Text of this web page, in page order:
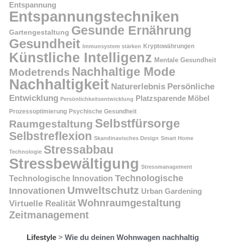
Entspannung
Entspannungstechniken
Gartengestaltung Gesunde Ernährung
Gesundheit Immunsystem stärken Kryptowährungen
Künstliche Intelligenz Mentale Gesundheit
Modetrends Nachhaltige Mode
Nachhaltigkeit Naturerlebnis Persönliche
Entwicklung Persönlichkeitsentwicklung Platzsparende Möbel
Prozessoptimierung Psychische Gesundheit
Raumgestaltung Selbstfürsorge
Selbstreflexion Skandinavisches Design Smart Home
Technologie Stressabbau
Stressbewältigung Stressmanagement
Technologische Innovation Technologische
Innovationen Umweltschutz Urban Gardening
Virtuelle Realität Wohnraumgestaltung
Zeitmanagement
Lifestyle> Wie du deinen Wohnwagen nachhaltig